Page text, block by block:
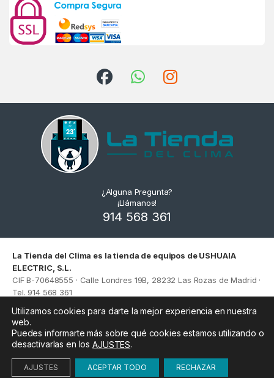
¿Alguna Pregunta?
¡Llámanos!
914 568 361
Utilizamos cookies para darte la mejor experiencia en nuestra
web.
Puedes informarte más sobre qué cookies estamos utilizando o
desactivarlas en los AJUSTES.
ACEPTAR TODO RECHAZAR
AJUSTES
La Tienda del Clima es la tienda de equipos de USHUAIA
ELECTRIC, S.L.
CIF B-70648555 · Calle Londres 19B, 28232 Las Rozas de Madrid ·
Tel. 914 568 361
Aquí vendemos el equiposin instalación, con envío a toda
España. Si además quieres que te lo instalemos, ese servicio lo
prestamos bajo nuestra otra marca,Ushuaia Electric, donde el
precio incluye equipo e instalación. Son dos servicios distintos de
la misma empresa, y por eso el mismo aparato puede tener
precios diferentes.